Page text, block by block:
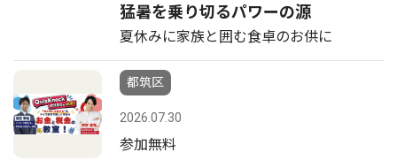
猛暑を乗り切るパワーの源
夏休みに家族と囲む食卓のお供に
都筑区
2026.07.30
参加無料